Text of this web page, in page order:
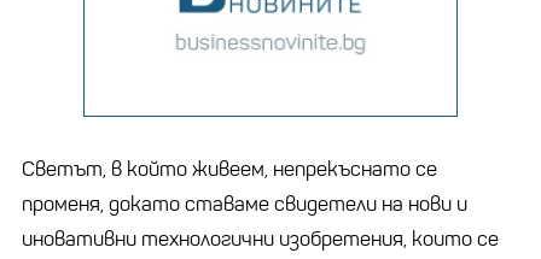
Светът, в който живеем, непрекъснато се
променя, докато ставаме свидетели на нови и
иновативни технологични изобретения, които се